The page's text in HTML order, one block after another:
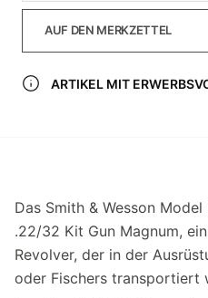
AUF DEN MERKZETTEL
ARTIKEL MIT
Das Smith & Wesson
.22/32 Kit Gun Magnum,
Revolver, der in der
oder Fischers transportiert